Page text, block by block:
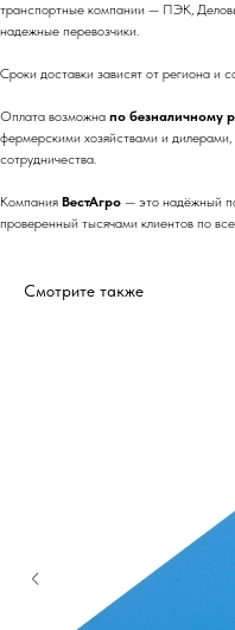
транспортные компании — ПЭК,
надежные перевозчики.
Сроки доставки зависят от региона и
Оплата возможна по безналичному
фермерскими хозяйствами и
сотрудничества.
Компания ВестАгро — это надёжный
проверенный тысячами клиентов по
Смотрите также